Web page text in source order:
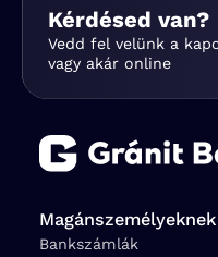
Kérdésed van?
Vedd fel velünk a
vagy akár online
Magánszemélyeknek
Bankszámlák